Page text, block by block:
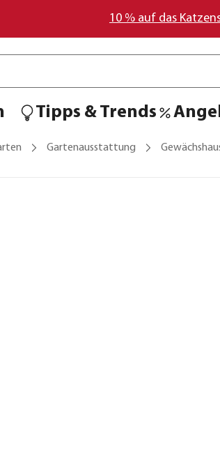
10 % auf das
Tipps & Trends
Gartenausstattung